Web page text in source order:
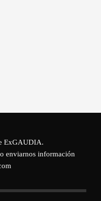
ExGAUDIA.
enviarnos información